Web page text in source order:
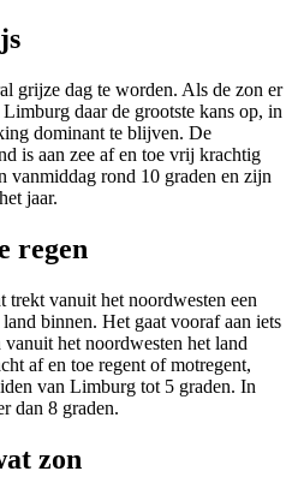
grijze dag te worden. Als de zon er
daar de grootste kans op, in
dominant te blijven. De
is aan zee af en toe vrij krachtig
vanmiddag rond 10 graden en zijn
jaar.
regen
trekt vanuit het noordwesten een
binnen. Het gaat vooraf aan iets
het noordwesten het land
af en toe regent of motregent,
van Limburg tot 5 graden. In
dan 8 graden.
zon